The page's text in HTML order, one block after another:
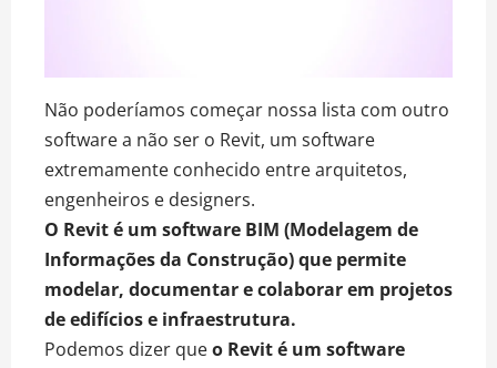
Não poderíamos começar nossa lista com outro
software a não ser o Revit, um software
extremamente conhecido entre arquitetos,
engenheiros e designers.
O Revit é um software BIM (Modelagem de
Informações da Construção) que permite
modelar, documentar e colaborar em projetos
de edifícios e infraestrutura.
Podemos dizer queo Revit é um software